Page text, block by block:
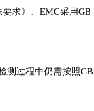
求》、EMC采用GB
测过程中仍需按照GB